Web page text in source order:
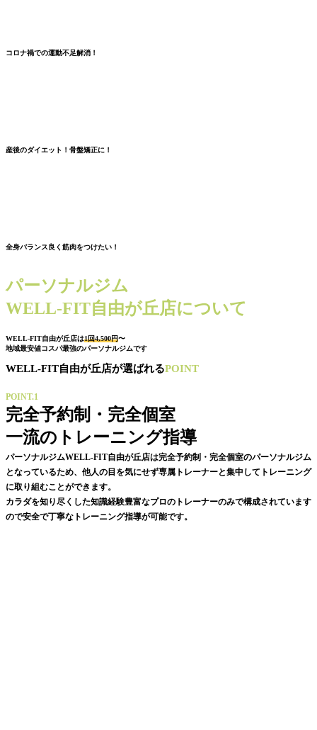
コロナ禍での運動不足解消 ！
産後のダイエット！骨盤矯正に！
全身バランス良く筋肉をつけたい！
パーソナルジム
WELL-FIT自由が丘店について
WELL-FIT自由が丘店は1回4,500円〜
地域最安値コスパ最強のパーソナルジムです
WELL-FIT自由が丘店が選ばれるPOINT
POINT.1
完全予約制・完全個室
一流のトレーニング指導
パーソナルジムWELL-FIT自由が丘店は完全予約制・完全個室のパーソナルジム
となっているため、他人の目を気にせず専属トレーナーと集中してトレーニング
に取り組むことができます。
カラダを知り尽くした知識経験豊富なプロのトレーナーのみで構成されています
ので安全で丁寧なトレーニング指導が可能です。